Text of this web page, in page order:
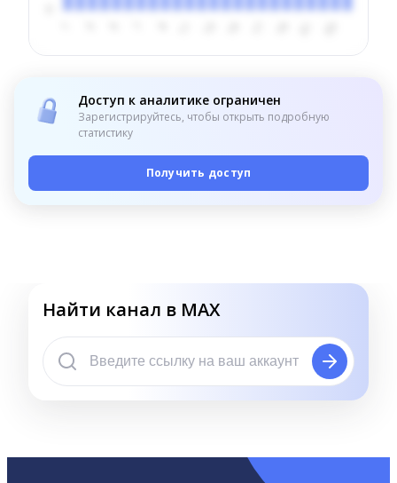
Доступ к аналитике ограничен
Зарегистрируйтесь, чтобы открыть подробную
статистику
Получить доступ
Найти канал в MAX